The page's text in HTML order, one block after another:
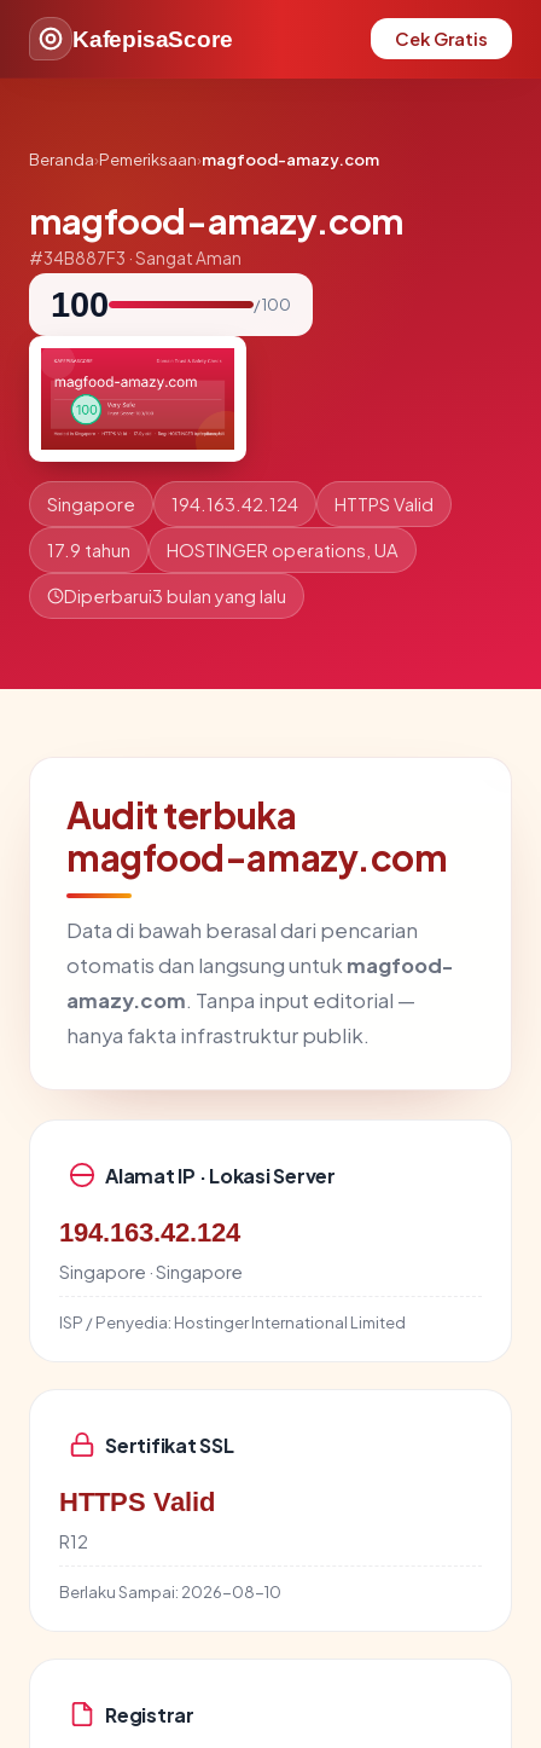
KafepisaScore Cek Gratis
Beranda›Pemeriksaan›magfood-amazy.com
magfood-amazy.com
#34B887F3 · Sangat Aman
100 / 100
Singapore 194.163.42.124 HTTPS Valid
17.9 tahun HOSTINGER operations, UA
Diperbarui3 bulan yang lalu
Audit terbuka
magfood-amazy.com
Data di bawah berasal dari pencarian
otomatis dan langsung untuk magfood-
amazy.com. Tanpa input editorial —
hanya fakta infrastruktur publik.
Alamat IP · Lokasi Server
194.163.42.124
Singapore · Singapore
ISP / Penyedia: Hostinger International Limited
Sertifikat SSL
HTTPS Valid
R12
Berlaku Sampai: 2026-08-10
Registrar